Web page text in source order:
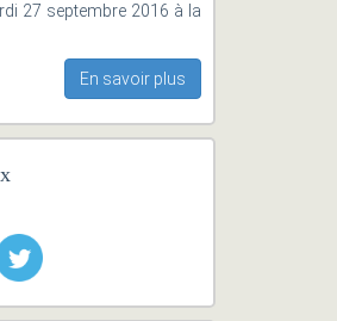
27 septembre 2016 à la
En savoir plus